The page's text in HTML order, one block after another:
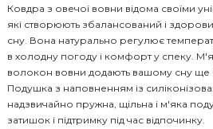
Ковдра з овечої вовни відома своїми
які створюють збалансований і
сну. Вона натурально регулює
в холодну погоду і комфорт у спеку.
волокон вовни додають вашому сну ще
Подушка з наповненням із
надзвичайно пружна, щільна і м'яка
затишок і підтримку під час відпочинку.